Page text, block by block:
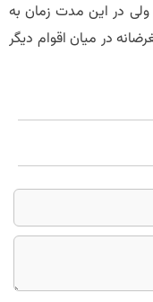
در این مدت زمان به
در میان اقوام دیگر